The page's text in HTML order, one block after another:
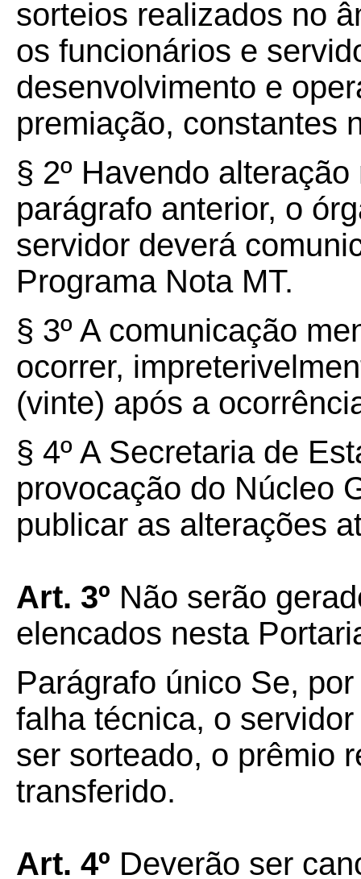
sorteios realizados no
os funcionários e
desenvolvimento e
premiação, constantes
§ 2º Havendo
parágrafo anterior, o
servidor deverá
Programa Nota MT.
§ 3º A comunicação
ocorrer,
(vinte) após a
§ 4º A Secretaria de
provocação do Núcleo
publicar as alterações
Art. 3º Não serão
elencados nesta
Parágrafo único Se,
falha técnica, o
ser sorteado, o prêmio
transferido.
Art. 4º Deverão ser